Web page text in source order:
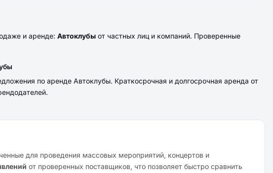
и аренде: Автоклубы от частных лиц и компаний. Проверенные
по аренде Автоклубы. Краткосрочная и долгосрочная аренда от
для проведения массовых мероприятий, концертов и
от проверенных поставщиков, что позволяет быстро сравнить